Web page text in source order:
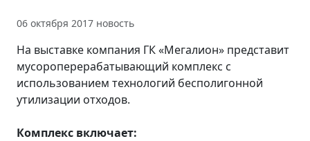
06 октября 2017 новость
На выставке компания ГК «Мегалион» представит
мусороперерабатывающий комплекс с
использованием технологий бесполигонной
утилизации отходов.
Комплекс включает: